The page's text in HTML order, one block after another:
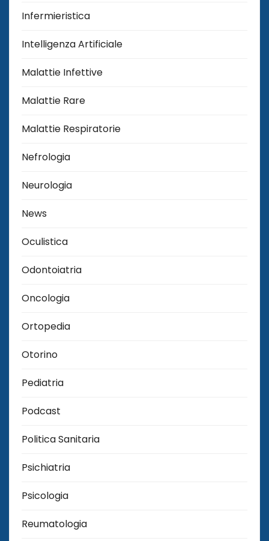
Infermieristica
Intelligenza Artificiale
Malattie Infettive
Malattie Rare
Malattie Respiratorie
Nefrologia
Neurologia
News
Oculistica
Odontoiatria
Oncologia
Ortopedia
Otorino
Pediatria
Podcast
Politica Sanitaria
Psichiatria
Psicologia
Reumatologia